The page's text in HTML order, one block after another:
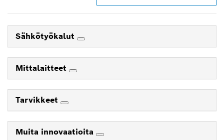
Sähkötyökalut
Mittalaitteet
Tarvikkeet
Muita innovaatioita